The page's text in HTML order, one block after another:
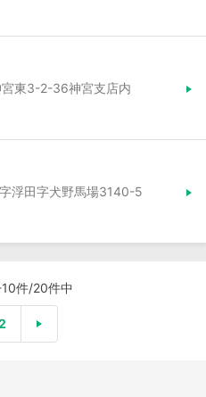
東3-2-36神宮支店内
浮田字犬野馬場3140-5
件/20件中